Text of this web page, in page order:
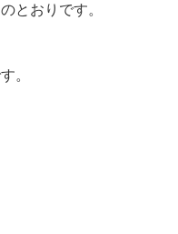
とおりです。
。